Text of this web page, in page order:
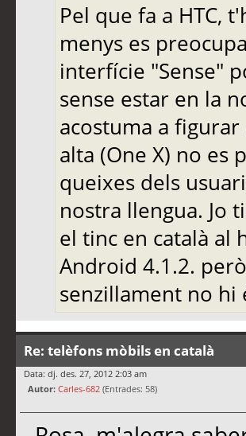
Pel que fa a HTC,
menys es
interfície "Sense"
sense estar en la
acostuma a figurar
alta (One X) no es
queixes dels
nostra llengua. Jo
el tinc en català al
Android 4.1.2.
senzillament no hi
Re: telèfons mòbils en català
Data: dj. des. 27, 2012 2:03 am
Autor: Carles-682 (Entrades: 58)